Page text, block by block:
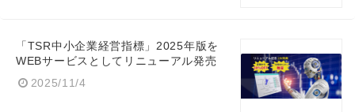
「TSR中小企業経営指標」2025年版を
WEBサービスとしてリニューアル発売
2025/11/4